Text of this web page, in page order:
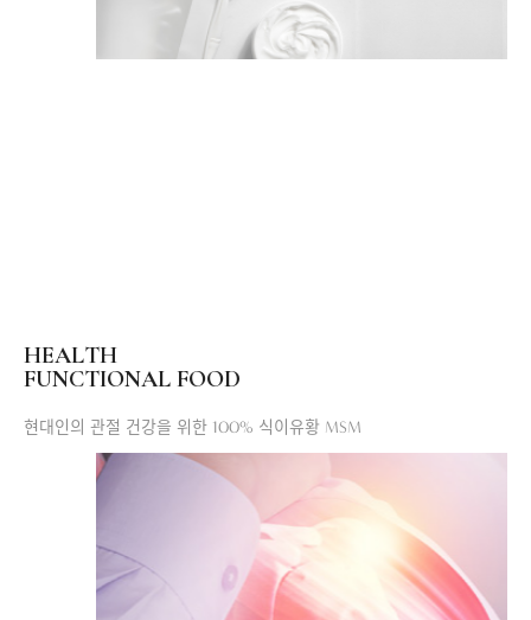
HEALTH
FUNCTIONAL FOOD
현대인의 관절 건강을 위한 100% 식이유황 MSM